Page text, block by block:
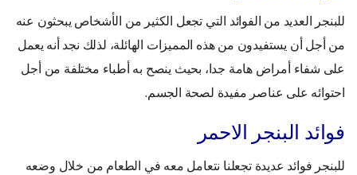
للبنجر العديد من الفوائد التي تجعل الكثير من الأشخاص يبحثون عنه
من أجل أن يستفيدون من هذه المميزات الهائلة، لذلك نجد أنه يعمل
على شفاء أمراض هامة جدا، بحيث ينصح به أطباء مختلفة من أجل
احتوائه على عناصر مفيدة لصحة الجسم.
فوائد البنجر الاحمر
للبنجر فوائد عديدة تجعلنا نتعامل معه في الطعام من خلال وضعه